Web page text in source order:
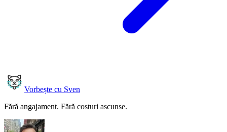
Vorbește cu Sven
Fără angajament. Fără costuri ascunse.